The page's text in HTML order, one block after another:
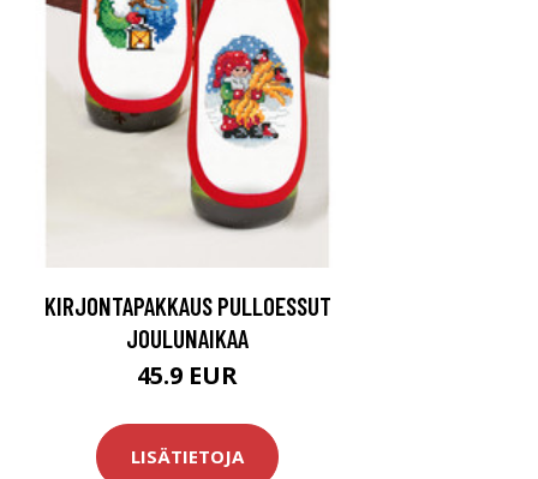
KIRJONTAPAKKAUS PULLOESSUT
JOULUNAIKAA
45.9 EUR
LISÄTIETOJA